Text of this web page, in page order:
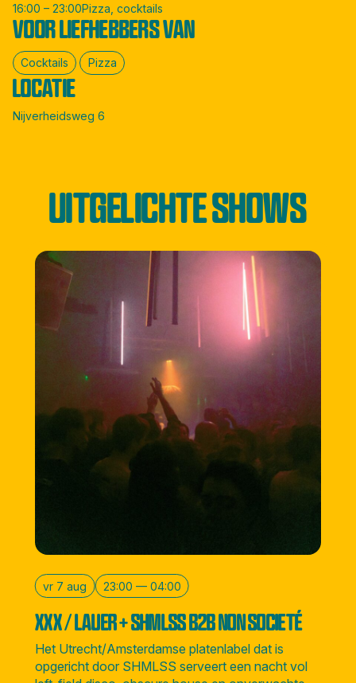
16:00 – 23:00Pizza, cocktails
VOOR LIEFHEBBERS VAN
Cocktails Pizza
LOCATIE
Nijverheidsweg 6
UITGELICHTE SHOWS
vr 7 aug 23:00 — 04:00
XXX / LAUER + SHMLSS B2B NON SOCIETÉ
Het Utrecht/Amsterdamse platenlabel dat is
opgericht door SHMLSS serveert een nacht vol